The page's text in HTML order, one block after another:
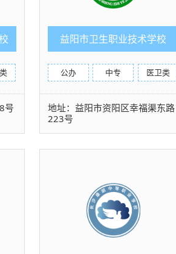
号
益阳市卫生职业技术学校
公办 中专 医卫类
地址：益阳市资阳区幸福渠东路
223号